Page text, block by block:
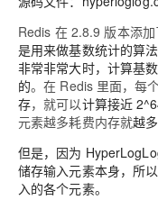
Redis 在 2.8.9 版本添
是用来做基数统计的算法
非常非常大时，计算基
的。在 Redis 里面，每
存，就可以计算接近
元素越多耗费内存就越
但是，因为
储存输入元素本身， 所
入的各个元素。